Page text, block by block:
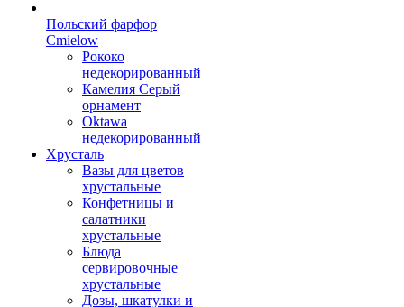
Польский фарфор
Сmielow
Рококо
недекорированный
Камелия Серый
орнамент
Oktawa
недекорированный
Хрусталь
Вазы для цветов
хрустальные
Конфетницы и
салатники
хрустальные
Блюда
сервировочные
хрустальные
Дозы, шкатулки и